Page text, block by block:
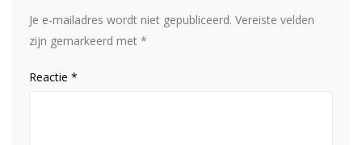
Je e-mailadres wordt niet gepubliceerd. Vereiste velden
zijn gemarkeerd met *
Reactie *